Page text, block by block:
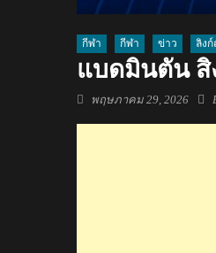
กีฬา กีฬา ข่าว ลิง
แบดมินตัน สิ
Posted
พฤษภาคม 29, 2026